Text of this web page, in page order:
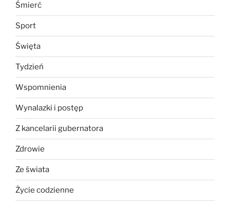
Śmierć
Sport
Święta
Tydzień
Wspomnienia
Wynalazki i postęp
Z kancelarii gubernatora
Zdrowie
Ze świata
Życie codzienne